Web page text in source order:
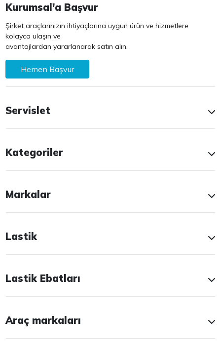
Kurumsal'a Başvur
Şirket araçlarınızın ihtiyaçlarına uygun ürün ve hizmetlere
kolayca ulaşın ve
avantajlardan yararlanarak satın alın.
Hemen Başvur
Servislet
Kategoriler
Markalar
Lastik
Lastik Ebatları
Araç markaları